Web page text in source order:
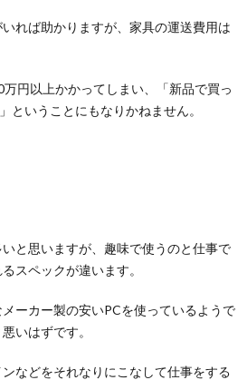
れば助かりますが、家具の運送費用は
円以上かかってしまい、「新品で買っ
ということにもなりかねません。
と思いますが、趣味で使うのと仕事で
スペックが違います。
ーカー製の安いPCを使っているようで
いはずです。
などをそれなりにこなして仕事をする